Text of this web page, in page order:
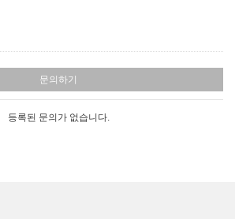
문의하기
등록된 문의가 없습니다.